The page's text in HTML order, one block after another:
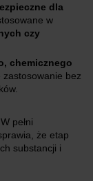
dla
w
czy
chemicznego
zastosowanie bez
W pełni
że etap
substancji i